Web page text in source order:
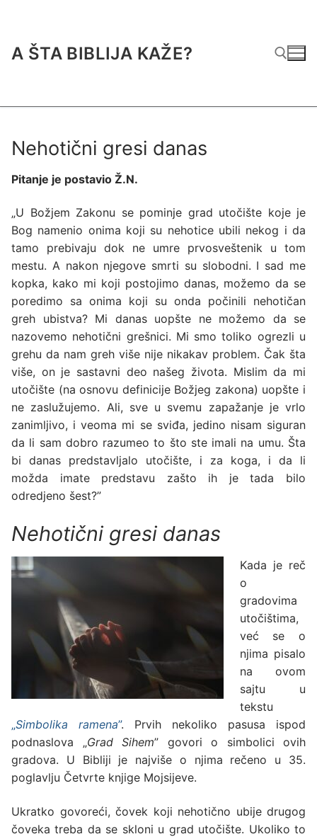
sadržaja
A ŠTA BIBLIJA KAŽE?
Nehotični gresi danas
Pitanje je postavio Ž.N.
„U Božjem Zakonu se pominje grad utočište koje je
Bog namenio onima koji su nehotice ubili nekog i da
tamo prebivaju dok ne umre prvosveštenik u tom
mestu. A nakon njegove smrti su slobodni. I sad me
kopka, kako mi koji postojimo danas, možemo da se
poredimo sa onima koji su onda počinili nehotičan
greh ubistva? Mi danas uopšte ne možemo da se
nazovemo nehotični grešnici. Mi smo toliko ogrezli u
grehu da nam greh više nije nikakav problem. Čak šta
više, on je sastavni deo našeg života. Mislim da mi
utočište (na osnovu definicije Božjeg zakona) uopšte i
ne zaslužujemo. Ali, sve u svemu zapažanje je vrlo
zanimljivo, i veoma mi se sviđa, jedino nisam siguran
da li sam dobro razumeo to što ste imali na umu. Šta
bi danas predstavljalo utočište, i za koga, i da li
možda imate predstavu zašto ih je tada bilo
odredjeno šest?”
Nehotični gresi danas
Kada je reč
o
gradovima
utočištima,
već se o
njima pisalo
na ovom
sajtu u
tekstu
„Simbolika ramena”. Prvih nekoliko pasusa ispod
podnaslova „Grad Sihem” govori o simbolici ovih
gradova. U Bibliji je najviše o njima rečeno u 35.
poglavlju Četvrte knjige Mojsijeve.
Ukratko govoreći, čovek koji nehotično ubije drugog
čoveka treba da se skloni u grad utočište. Ukoliko to